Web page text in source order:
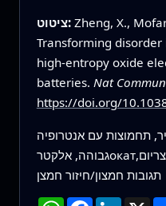
ציטוט: Zheng, X.,
Transforming
high-entropy oxide
batteries. Nat Commun
https://doi.org/
תחמוצות עם אנטרופיה
גבוהה, אלקטרокатליזטורים, חומרים מבוססי צריום,
תגובות חמצון/חיזור חמצן